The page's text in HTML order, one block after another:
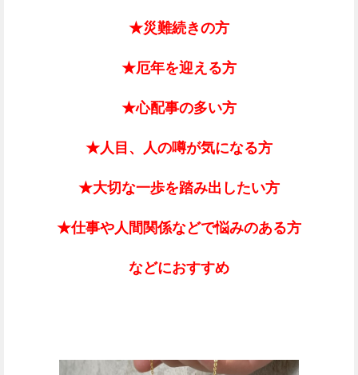
★災難続きの方
★厄年を迎える方
★心配事の多い方
★人目、人の噂が気になる方
★大切な一歩を踏み出したい方
★仕事や人間関係などで悩みのある方
などにおすすめ